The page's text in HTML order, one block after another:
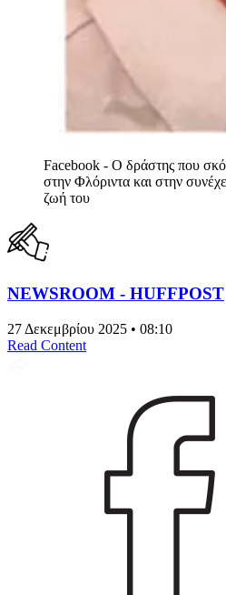
Facebook - Ο δράστης που
στην Φλόριντα και στην
ζωή του
NEWSROOM - HUFFPOST
27 Δεκεμβρίου 2025 • 08:10
Read Content